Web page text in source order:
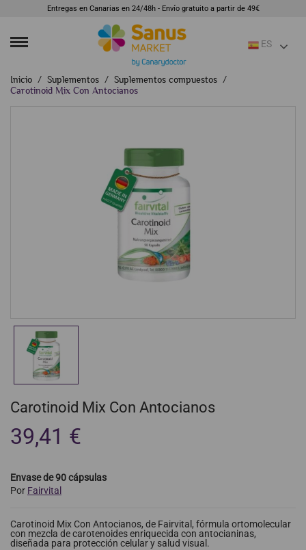
Entregas en Canarias en 24/48h - Envío gratuito a partir de 49€
ES
Inicio Suplementos
Suplementos compuestos
Carotinoid Mix Con Antocianos
Carotinoid Mix Con Antocianos
39,41 €
Envase de 90 cápsulas
Por Fairvital
Carotinoid Mix Con Antocianos, de Fairvital, fórmula ortomolecular
con mezcla de carotenoides enriquecida con antocianinas,
diseñada para protección celular y salud visual.